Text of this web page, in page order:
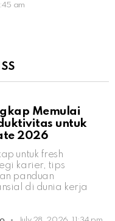
am
Memulai
untuk
2026
untuk fresh
karier, tips
panduan
di dunia kerja